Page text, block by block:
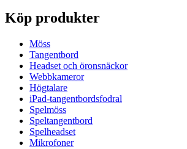
Köp produkter
Möss
Tangentbord
Headset och öronsnäckor
Webbkameror
Högtalare
iPad-tangentbordsfodral
Spelmöss
Speltangentbord
Spelheadset
Mikrofoner